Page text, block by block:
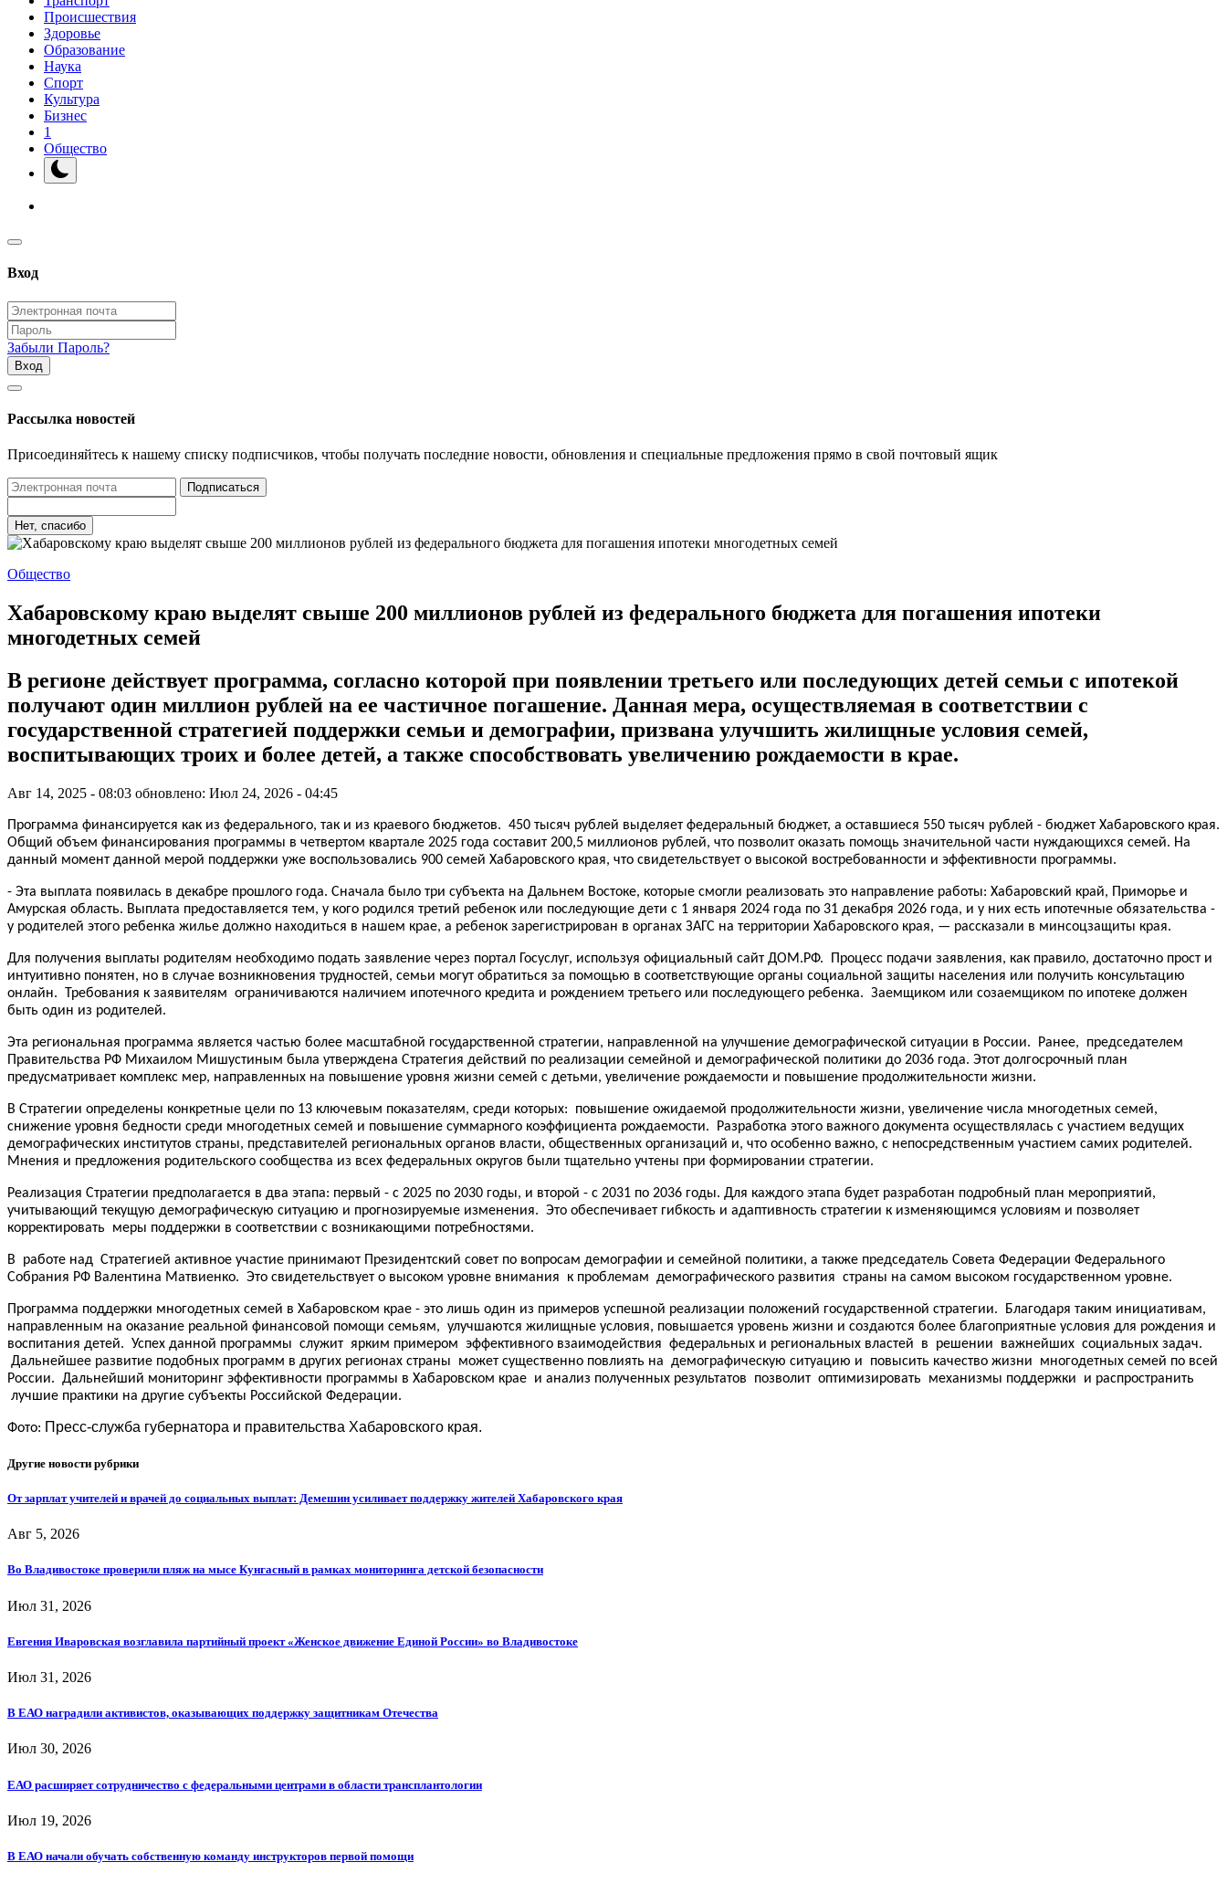
Происшествия
Здоровье
Образование
Наука
Спорт
Культура
Бизнес
1
Общество
Вход
Забыли Пароль?
Вход
Рассылка новостей
Присоединяйтесь к нашему списку подписчиков, чтобы получать последние новости, обновления и специальные предложения прямо в свой почтовый ящик
Подписаться
Нет, спасибо
Общество
Хабаровскому краю выделят свыше 200 миллионов рублей из федерального бюджета для погашения ипотеки
многодетных семей
В регионе действует программа, согласно которой при появлении третьего или последующих детей семьи с ипотекой
получают один миллион рублей на ее частичное погашение. Данная мера, осуществляемая в соответствии с
государственной стратегией поддержки семьи и демографии, призвана улучшить жилищные условия семей,
воспитывающих троих и более детей, а также способствовать увеличению рождаемости в крае.
Авг 14, 2025 - 08:03 обновлено: Июл 24, 2026 - 04:45
Программа финансируется как из федерального, так и из краевого бюджетов. 450 тысяч рублей выделяет федеральный бюджет, а оставшиеся 550 тысяч рублей - бюджет Хабаровского края.
Общий объем финансирования программы в четвертом квартале 2025 года составит 200,5 миллионов рублей, что позволит оказать помощь значительной части нуждающихся семей. На
данный момент данной мерой поддержки уже воспользовались 900 семей Хабаровского края, что свидетельствует о высокой востребованности и эффективности программы.
- Эта выплата появилась в декабре прошлого года. Сначала было три субъекта на Дальнем Востоке, которые смогли реализовать это направление работы: Хабаровский край, Приморье и
Амурская область. Выплата предоставляется тем, у кого родился третий ребенок или последующие дети с 1 января 2024 года по 31 декабря 2026 года, и у них есть ипотечные обязательства -
у родителей этого ребенка жилье должно находиться в нашем крае, а ребенок зарегистрирован в органах ЗАГС на территории Хабаровского края, — рассказали в минсоцзащиты края.
Для получения выплаты родителям необходимо подать заявление через портал Госуслуг, используя официальный сайт ДОМ.РФ. Процесс подачи заявления, как правило, достаточно прост и
интуитивно понятен, но в случае возникновения трудностей, семьи могут обратиться за помощью в соответствующие органы социальной защиты населения или получить консультацию
онлайн. Требования к заявителям ограничиваются наличием ипотечного кредита и рождением третьего или последующего ребенка. Заемщиком или созаемщиком по ипотеке должен
быть один из родителей.
Эта региональная программа является частью более масштабной государственной стратегии, направленной на улучшение демографической ситуации в России. Ранее, председателем
Правительства РФ Михаилом Мишустиным была утверждена Стратегия действий по реализации семейной и демографической политики до 2036 года. Этот долгосрочный план
предусматривает комплекс мер, направленных на повышение уровня жизни семей с детьми, увеличение рождаемости и повышение продолжительности жизни.
В Стратегии определены конкретные цели по 13 ключевым показателям, среди которых: повышение ожидаемой продолжительности жизни, увеличение числа многодетных семей,
снижение уровня бедности среди многодетных семей и повышение суммарного коэффициента рождаемости. Разработка этого важного документа осуществлялась с участием ведущих
демографических институтов страны, представителей региональных органов власти, общественных организаций и, что особенно важно, с непосредственным участием самих родителей.
Мнения и предложения родительского сообщества из всех федеральных округов были тщательно учтены при формировании стратегии.
Реализация Стратегии предполагается в два этапа: первый - с 2025 по 2030 годы, и второй - с 2031 по 2036 годы. Для каждого этапа будет разработан подробный план мероприятий,
учитывающий текущую демографическую ситуацию и прогнозируемые изменения. Это обеспечивает гибкость и адаптивность стратегии к изменяющимся условиям и позволяет
корректировать меры поддержки в соответствии с возникающими потребностями.
В работе над Стратегией активное участие принимают Президентский совет по вопросам демографии и семейной политики, а также председатель Совета Федерации Федерального
Собрания РФ Валентина Матвиенко. Это свидетельствует о высоком уровне внимания к проблемам демографического развития страны на самом высоком государственном уровне.
Программа поддержки многодетных семей в Хабаровском крае - это лишь один из примеров успешной реализации положений государственной стратегии. Благодаря таким инициативам,
направленным на оказание реальной финансовой помощи семьям, улучшаются жилищные условия, повышается уровень жизни и создаются более благоприятные условия для рождения и
воспитания детей. Успех данной программы служит ярким примером эффективного взаимодействия федеральных и региональных властей в решении важнейших социальных задач.
Дальнейшее развитие подобных программ в других регионах страны может существенно повлиять на демографическую ситуацию и повысить качество жизни многодетных семей по всей
России. Дальнейший мониторинг эффективности программы в Хабаровском крае и анализ полученных результатов позволит оптимизировать механизмы поддержки и распространить
лучшие практики на другие субъекты Российской Федерации.
Фото: Пресс-служба губернатора и правительства Хабаровского края.
Другие новости рубрики
От зарплат учителей и врачей до социальных выплат: Демешин усиливает поддержку жителей Хабаровского края
Авг 5, 2026
Во Владивостоке проверили пляж на мысе Кунгасный в рамках мониторинга детской безопасности
Июл 31, 2026
Евгения Иваровская возглавила партийный проект «Женское движение Единой России» во Владивостоке
Июл 31, 2026
В ЕАО наградили активистов, оказывающих поддержку защитникам Отечества
Июл 30, 2026
ЕАО расширяет сотрудничество с федеральными центрами в области трансплантологии
Июл 19, 2026
В ЕАО начали обучать собственную команду инструкторов первой помощи